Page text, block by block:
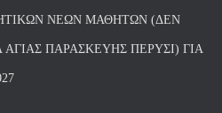
ΝΈΩΝ ΜΑΘΗΤΏΝ (ΔΕΝ
ΠΑΡΑΣΚΕΥΗΣ ΠΈΡΥΣΙ) ΓΙΑ